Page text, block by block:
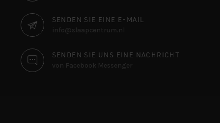
SENDEN SIE EINE E-MAIL
info@slaapcentrum.nl
SENDEN SIE UNS EINE NACHRICHT
von Facebook Messenger